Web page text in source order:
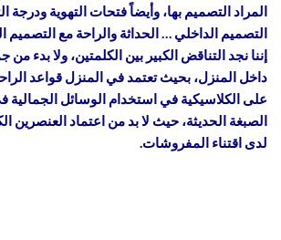
المراد التصميم بها، وأيضاً فتحات التهوية ودرجة
التصميم الداخلي … الحداثة والراحة مع
إننا نجد التناقض الكبير بين الكلمتين، ولا بدء
داخل المنزل، بحيث تعتمد في المنزل قواعد
على الكلاسيكية في استخدام الوسائل الجمالية
الصبغة الحديثة، حيث لا بد من اعتماد العنصرين
لدى اقتناء المفروشات.